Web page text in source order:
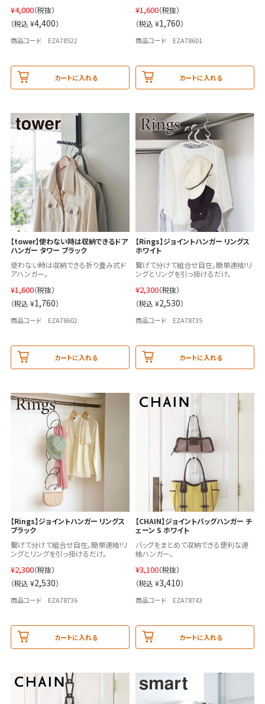
¥4,000（税抜）
（税込 ¥4,400）
商品コード EZA78522
カートに入れる
¥1,600（税抜）
（税込 ¥1,760）
商品コード EZA78601
カートに入れる
【tower】使わない時は収納できるドア
ハンガー タワー ブラック
使わない時は収納できる折り畳み式ド
アハンガー。
¥1,600（税抜）
（税込 ¥1,760）
商品コード EZA78602
カートに入れる
【Rings】ジョイントハンガー リングス
ホワイト
繋げて分けて組合せ自在。簡単連結!リ
ングとリングを引っ掛けるだけ。
¥2,300（税抜）
（税込 ¥2,530）
商品コード EZA78735
カートに入れる
【Rings】ジョイントハンガー リングス
ブラック
繋げて分けて組合せ自在。簡単連結!リ
ングとリングを引っ掛けるだけ。
¥2,300（税抜）
（税込 ¥2,530）
商品コード EZA78736
カートに入れる
【CHAIN】ジョイントバッグハンガー チ
ェーン S ホワイト
バッグをまとめて収納できる便利な連
結ハンガー。
¥3,100（税抜）
（税込 ¥3,410）
商品コード EZA78743
カートに入れる